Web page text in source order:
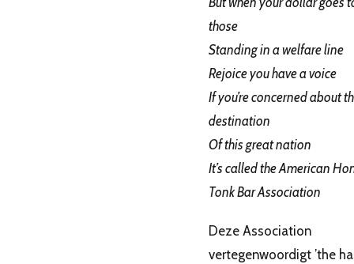
those
Standing in a welfare line
Rejoice you have a voice
If you’re concerned about
destination
Of this great nation
It’s called the American
Tonk Bar Association
Deze Association
vertegenwoordigt ’the